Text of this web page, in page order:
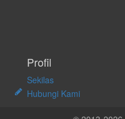
Profil
Sekilas
Hubungi Kami